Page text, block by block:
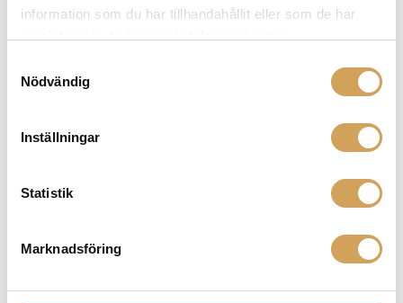
information som du har tillhandahållit eller som de har
Nödvändig
Inställningar
Statistik
Marknadsföring
EQ: 7-band parametric adjustable with